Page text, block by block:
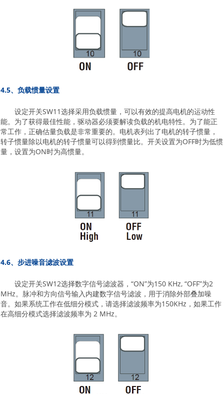
4.5、负载惯量设置
设定开关SW11选择采用负载惯量，可以有效的提高电机的运动性
能。为了获得最佳性能，驱动器必须要解读负载的机电特性。为了能正
常工作，正确估量负载是非常重要的。电机表列出了电机的转子惯量，
转子惯量除以电机的转子惯量可以得到惯量比。开关设置为OFF时为低惯
量，设置为ON时为高惯量。
4.6、步进噪音滤波设置
设定开关SW12选择数字信号滤波器，“ON”为150 KHz, “OFF”为2
MHz。脉冲和方向信号输入内建数字信号滤波，用于消除外部叠加噪
音。如果系统工作在低细分模式，请选择滤波频率为150KHz，如果工作
在高细分模式选择滤波频率为 2 MHz。